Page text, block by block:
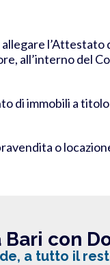
all’interno del
di immobili a
o
con
a tutto il